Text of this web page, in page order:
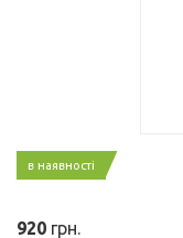
в наявності
920 грн.